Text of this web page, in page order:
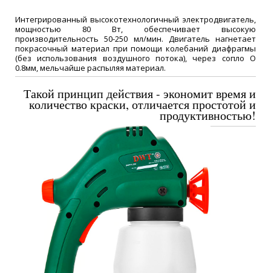
Интегрированный высокотехнологичный электродвигатель,
мощностью 80 Вт, обеспечивает высокую
производительность 50-250 мл/мин. Двигатель нагнетает
покрасочный материал при помощи колебаний диафрагмы
(без использования воздушного потока), через сопло O
0.8мм, мельчайше распыляя материал.
Такой принцип действия - экономит время и
количество краски, отличается простотой и
продуктивностью!